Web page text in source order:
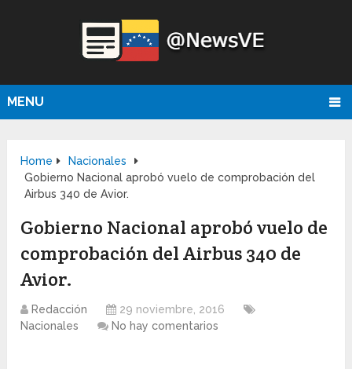
MENU
Home
Nacionales
Gobierno Nacional aprobó vuelo de comprobación del
Airbus 340 de Avior.
Gobierno Nacional aprobó vuelo de
comprobación del Airbus 340 de
Avior.
Redacción
29 noviembre, 2016
Nacionales
No hay comentarios